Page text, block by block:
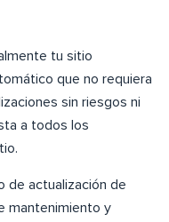
tu sitio
que no requiera
sin riesgos ni
a todos los
de actualización de
mantenimiento y